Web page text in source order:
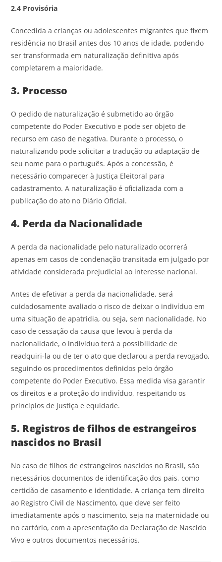
2.4 Provisória
Concedida a crianças ou adolescentes migrantes que fixem
residência no Brasil antes dos 10 anos de idade, podendo
ser transformada em naturalização definitiva após
completarem a maioridade.
3. Processo
O pedido de naturalização é submetido ao órgão
competente do Poder Executivo e pode ser objeto de
recurso em caso de negativa. Durante o processo, o
naturalizando pode solicitar a tradução ou adaptação de
seu nome para o português. Após a concessão, é
necessário comparecer à Justiça Eleitoral para
cadastramento. A naturalização é oficializada com a
publicação do ato no Diário Oficial.
4. Perda da Nacionalidade
A perda da nacionalidade pelo naturalizado ocorrerá
apenas em casos de condenação transitada em julgado por
atividade considerada prejudicial ao interesse nacional.
Antes de efetivar a perda da nacionalidade, será
cuidadosamente avaliado o risco de deixar o indivíduo em
uma situação de apatridia, ou seja, sem nacionalidade. No
caso de cessação da causa que levou à perda da
nacionalidade, o indivíduo terá a possibilidade de
readquiri-la ou de ter o ato que declarou a perda revogado,
seguindo os procedimentos definidos pelo órgão
competente do Poder Executivo. Essa medida visa garantir
os direitos e a proteção do indivíduo, respeitando os
princípios de justiça e equidade.
5. Registros de filhos de estrangeiros
nascidos no Brasil
No caso de filhos de estrangeiros nascidos no Brasil, são
necessários documentos de identificação dos pais, como
certidão de casamento e identidade. A criança tem direito
ao Registro Civil de Nascimento, que deve ser feito
imediatamente após o nascimento, seja na maternidade ou
no cartório, com a apresentação da Declaração de Nascido
Vivo e outros documentos necessários.